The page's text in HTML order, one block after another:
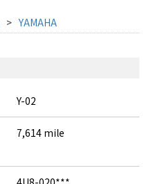
YAMAHA
Y-02
7,614 mile